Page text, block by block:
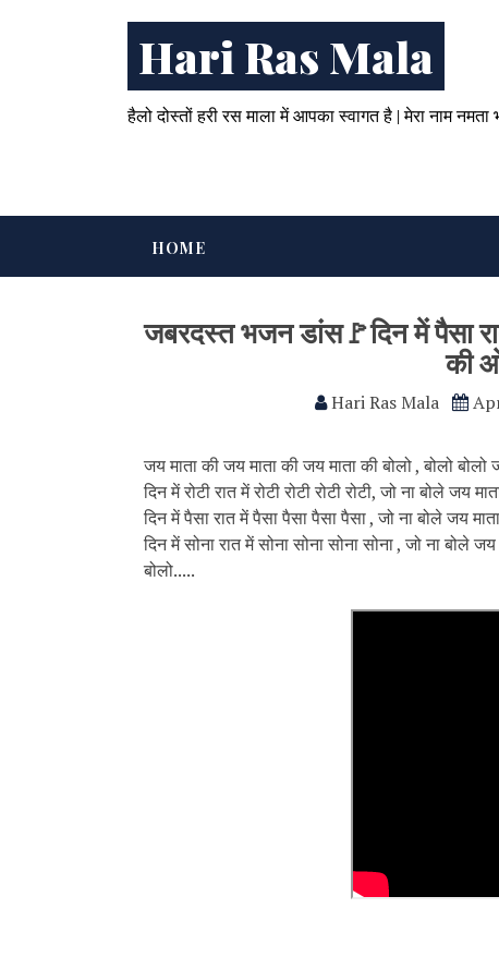
Hari Ras Mala
हैलो दोस्तों हरी रस माला में आपका स्वागत है | मेरा नाम
HOME
जबरदस्त भजन डांस🚩दिन में पैसा
की
Hari Ras Mala
जय माता की जय माता की जय माता की बोलो , बोलो बोलो
दिन में रोटी रात में रोटी रोटी रोटी रोटी, जो ना बोले जय
दिन में पैसा रात में पैसा पैसा पैसा पैसा , जो ना बोले जय
दिन में सोना रात में सोना सोना सोना सोना , जो ना बोले
बोलो.....